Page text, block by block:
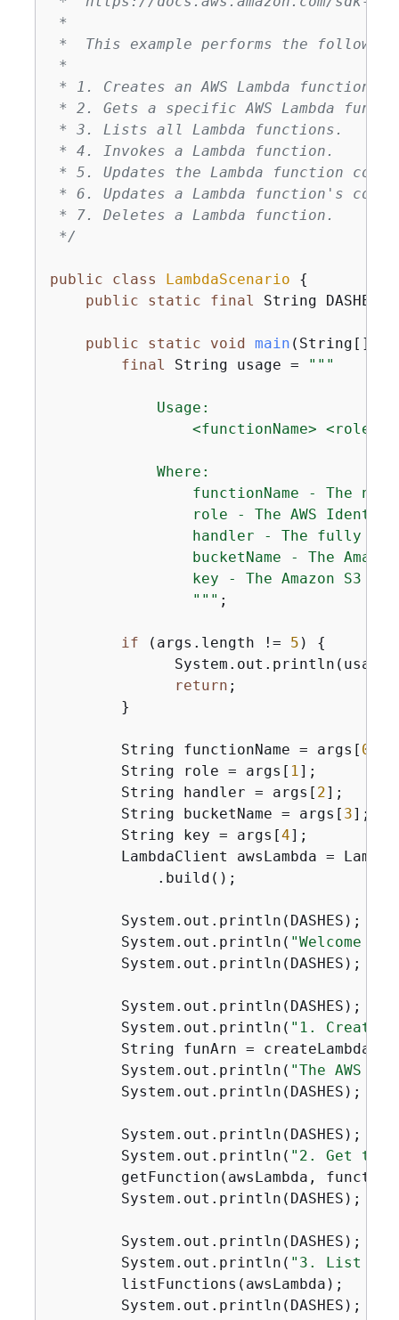
*
*  This example performs the
*
* 1. Creates an AWS Lambda function.
* 2. Gets a specific AWS Lambda
* 3. Lists all Lambda functions.
* 4. Invokes a Lambda function.
* 5. Updates the Lambda function
* 6. Updates a Lambda function's
* 7. Deletes a Lambda function.
*/
public class LambdaScenario
{
public
static final String DASHES
public static void main (String[]
final String usage = "" "
            Usage:
<functionName> <role>
            Where:
functionName - The
role - The AWS
handler - The fully
bucketName - The
key - The Amazon S3
                "
"" ;
if (args.length != 5 ) {
return ;
        }
        String functionName = args[
0
        String role = args[
1];
        String handler = args[
2];
        String bucketName = args[
3];
        String key = args[
4];
LambdaClient awsLambda =
            .build();
        System.out.println(DASHES);
        System.out.println(
"Welcome to
        System.out.println(DASHES);
        System.out.println(DASHES);
        System.out.println(
"1. Create
String funArn =
        System.out.println(
"The AWS
        System.out.println(DASHES);
        System.out.println(DASHES);
        System.out.println(
"2. Get the
getFunction(awsLambda,
        System.out.println(DASHES);
        System.out.println(DASHES);
        System.out.println(
"3. List all
        listFunctions(awsLambda);
        System.out.println(DASHES);